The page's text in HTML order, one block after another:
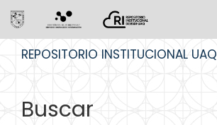
REPOSITORIO INSTITUCIONAL UAQ
Buscar